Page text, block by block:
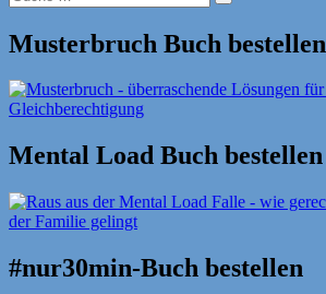
nach:
Suche
Musterbruch Buch bestellen
Mental Load Buch bestellen
#nur30min-Buch bestellen